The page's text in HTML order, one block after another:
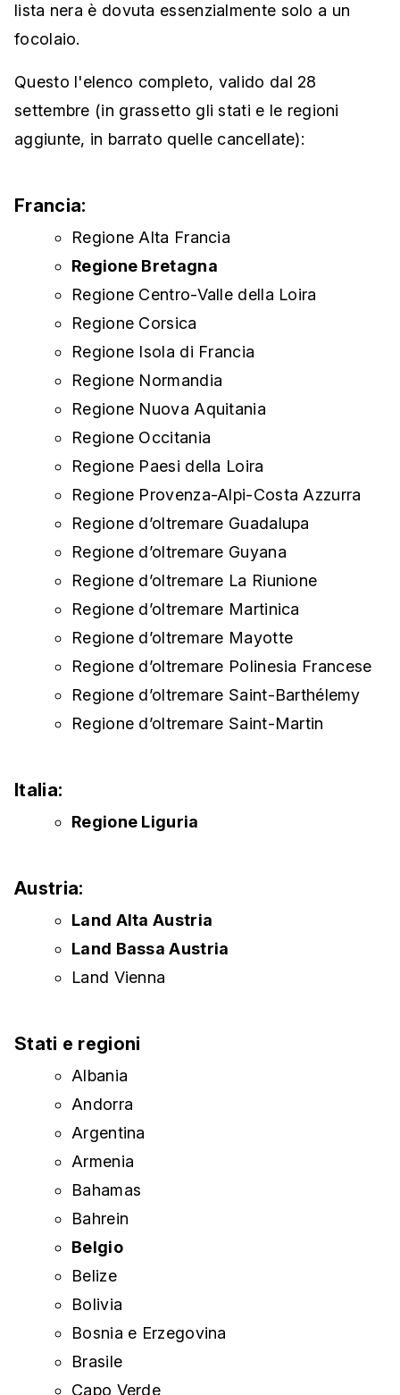
lista nera è dovuta essenzialmente solo a un
focolaio.
Questo l'elenco completo, valido dal 28
settembre (in grassetto gli stati e le regioni
aggiunte, in barrato quelle cancellate):
Francia:
Regione Alta Francia
Regione Bretagna
Regione Centro-Valle della Loira
Regione Corsica
Regione Isola di Francia
Regione Normandia
Regione Nuova Aquitania
Regione Occitania
Regione Paesi della Loira
Regione Provenza-Alpi-Costa Azzurra
Regione d’oltremare Guadalupa
Regione d’oltremare Guyana
Regione d’oltremare La Riunione
Regione d’oltremare Martinica
Regione d’oltremare Mayotte
Regione d’oltremare Polinesia Francese
Regione d’oltremare Saint-Barthélemy
Regione d’oltremare Saint-Martin
Italia:
Regione Liguria
Austria:
Land Alta Austria
Land Bassa Austria
Land Vienna
Stati e regioni
Albania
Andorra
Argentina
Armenia
Bahamas
Bahrein
Belgio
Belize
Bolivia
Bosnia e Erzegovina
Brasile
Capo Verde